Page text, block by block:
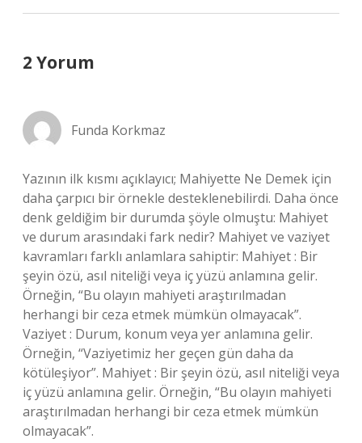
2 Yorum
Funda Korkmaz
Yazının ilk kısmı açıklayıcı; Mahiyette Ne Demek için
daha çarpıcı bir örnekle desteklenebilirdi. Daha önce
denk geldiğim bir durumda şöyle olmuştu: Mahiyet
ve durum arasındaki fark nedir? Mahiyet ve vaziyet
kavramları farklı anlamlara sahiptir: Mahiyet : Bir
şeyin özü, asıl niteliği veya iç yüzü anlamına gelir.
Örneğin, “Bu olayın mahiyeti araştırılmadan
herhangi bir ceza etmek mümkün olmayacak”.
Vaziyet : Durum, konum veya yer anlamına gelir.
Örneğin, “Vaziyetimiz her geçen gün daha da
kötüleşiyor”. Mahiyet : Bir şeyin özü, asıl niteliği veya
iç yüzü anlamına gelir. Örneğin, “Bu olayın mahiyeti
araştırılmadan herhangi bir ceza etmek mümkün
olmayacak”.